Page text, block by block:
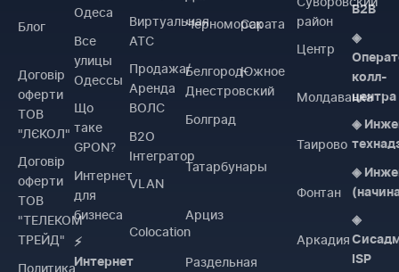
Блог
Договiр
оферти
ТОВ
"ЛЄКОЛ"
Договiр
оферти
ТОВ
"ТЕЛЕКОМ
ТРЕЙД"
Политика
Одеса
Все
улицы
Одессы
Що
таке
GPON?
Интернет
для
бизнеса
⚡
Интернет
Виртуальная
АТС
Продажа/
Аренда
ВОЛС
B2O
Інтегратор
VLAN
Colocation
Черноморск
Белгород-
Днестровский
Болград
Татарбунары
Арциз
Раздельная
Сарата
Южное
район
Центр
Молдаванка
Таирово
Фонтан
Аркадия
B2B
◈
колл-
центра
◈
◈
◈
ISP